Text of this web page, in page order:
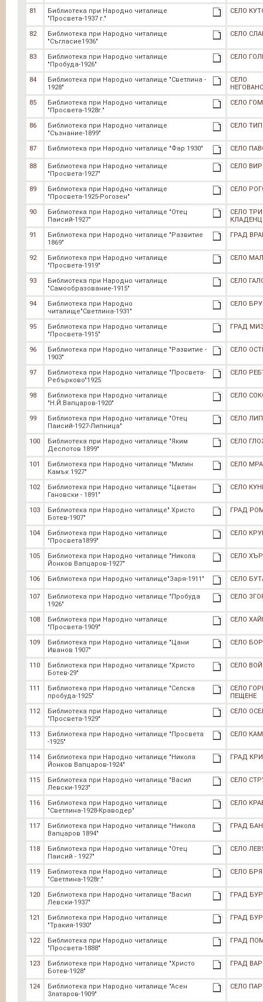
81
Библиотека при Народно читалище
"Просвета-1937 г."
СЕЛО
82
Библиотека при Народно читалище
"Съгласие1936"
СЕЛО
83
Библиотека при Народно читалище
"Пробуда-1926"
СЕЛО
84
Библиотека при Народно читалище "Светлина -
1928"
СЕЛО
85
Библиотека при Народно читалище
"Просвета-1928г."
СЕЛО
86
Библиотека при Народно читалище
"Съзнание-1899"
СЕЛО
87 Библиотека при Народно читалище "Фар 1930" СЕЛО
88
Библиотека при Народно читалище
"Просвета-1927"
СЕЛО
89
Библиотека при Народно читалище
"Просвета-1925-Рогозен"
СЕЛО
90
Библиотека при Народно читалище "Отец
Паисий-1927"
СЕЛО ТРИ
91
Библиотека при Народно читалище "Развитие
1869"
ГРАД
92
Библиотека при Народно читалище
"Просвета-1919"
СЕЛО
93
Библиотека при Народно читалище
"Самообразование-1915"
СЕЛО
94
Библиотека при Народно
читалище"Светлина-1931"
СЕЛО
95
Библиотека при Народно читалище
"Просвета-1915"
ГРАД
96
Библиотека при Народно читалище "Развитие -
1903"
СЕЛО
97
Библиотека при Народно читалище "Просвета-
Ребърково"1925
СЕЛО
98
Библиотека при Народно читалище
"Н.Й.Вапцаров-1920"
СЕЛО
99
Библиотека при Народно читалище "Отец
Паисий-1927-Липница"
СЕЛО
100
Библиотека при Народно читалище "Яким
Деспотов 1899"
СЕЛО
101
Библиотека при Народно читалище "Милин
Камък 1927"
СЕЛО
102
Библиотека при Народно читалище "Цветан
Гановски - 1891"
СЕЛО
103
Библиотека при Народно читалище" Христо
Ботев-1907"
ГРАД
104
Библиотека при Народно читалище
"Просвета1899"
СЕЛО
105
Библиотека при Народно читалище "Никола
Йонков Вапцаров-1927"
СЕЛО
106 Библиотека при Народно читалище"Заря-1911" СЕЛО
107
Библиотека при Народно читалище "Пробуда
1926"
СЕЛО
108
Библиотека при Народно читалище
"Просвета-1909"
СЕЛО
109
Библиотека при Народно читалище "Цани
Иванов 1907"
СЕЛО
110
Библиотека при Народно читалище "Христо
Ботев-29"
СЕЛО
111
Библиотека при Народно читалище "Селска
пробуда-1925"
СЕЛО
ПЕЩЕНЕ
112
Библиотека при Народно читалище
"Просвета-1929"
СЕЛО
113
Библиотека при Народно читалище "Просвета
-1925"
СЕЛО
114
Библиотека при Народно читалище "Никола
Йонков Вапцаров-1924"
ГРАД
115
Библиотека при Народно читалище "Васил
Левски-1923"
СЕЛО
116
Библиотека при Народно читалище
"Светлина-1928-Краводер"
СЕЛО
117
Библиотека при Народно читалище "Никола
Вапцаров 1894"
ГРАД
118
Библиотека при Народно читалище "Отец
Паисий - 1927"
СЕЛО
119
Библиотека при Народно читалище
"Светлина-1928г."
СЕЛО
120
Библиотека при Народно читалище "Васил
Левски-1937"
ГРАД
121
Библиотека при Народно читалище
"Тракия-1930"
ГРАД
122
Библиотека при Народно читалище
"Просвета-1888"
ГРАД
123
Библиотека при Народно читалище "Христо
Ботев-1928"
ГРАД
124
Библиотека при Народно читалище "Асен
Златаров-1909"
СЕЛО